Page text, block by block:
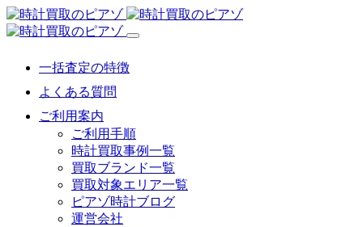
一括査定の特徴
よくある質問
ご利用案内
ご利用手順
時計買取事例一覧
買取ブランド一覧
買取対象エリア一覧
ピアゾ時計ブログ
運営会社